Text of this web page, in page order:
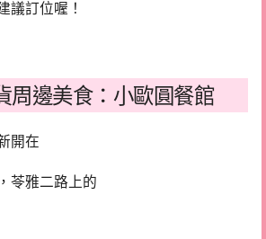
議訂位喔！
周邊美食：小歐圓餐館
開在
苓雅二路上的